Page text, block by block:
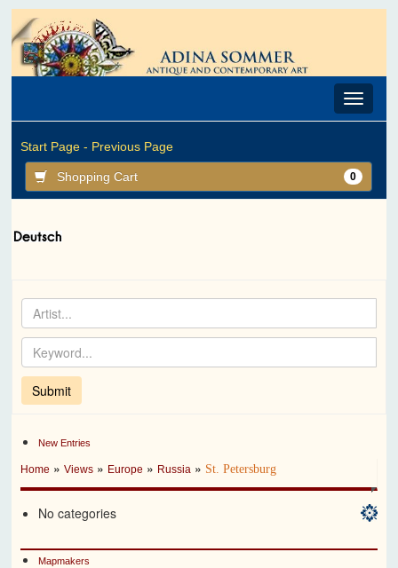
Toggle
Start Page - Previous Page
Shopping Cart 0
New Entries
Home »Views » Europe » Russia » St. Petersburg
No categories
Mapmakers